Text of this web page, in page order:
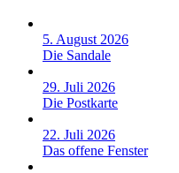
5. August 2026
Die Sandale
29. Juli 2026
Die Postkarte
22. Juli 2026
Das offene Fenster